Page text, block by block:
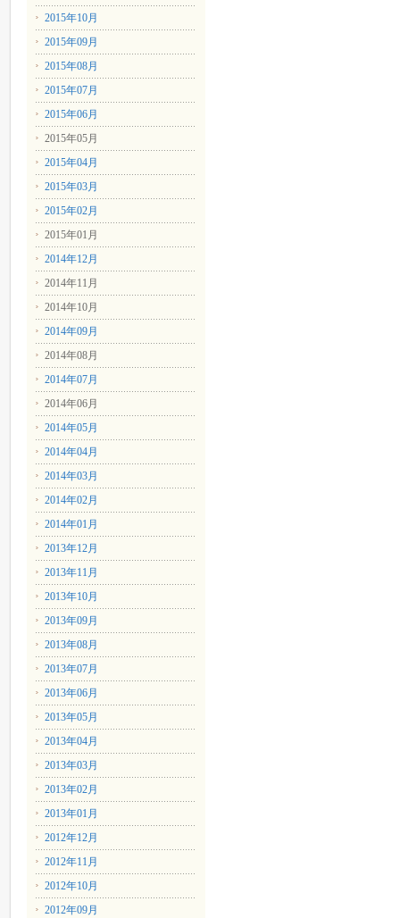
2015年10月
2015年09月
2015年08月
2015年07月
2015年06月
2015年05月
2015年04月
2015年03月
2015年02月
2015年01月
2014年12月
2014年11月
2014年10月
2014年09月
2014年08月
2014年07月
2014年06月
2014年05月
2014年04月
2014年03月
2014年02月
2014年01月
2013年12月
2013年11月
2013年10月
2013年09月
2013年08月
2013年07月
2013年06月
2013年05月
2013年04月
2013年03月
2013年02月
2013年01月
2012年12月
2012年11月
2012年10月
2012年09月